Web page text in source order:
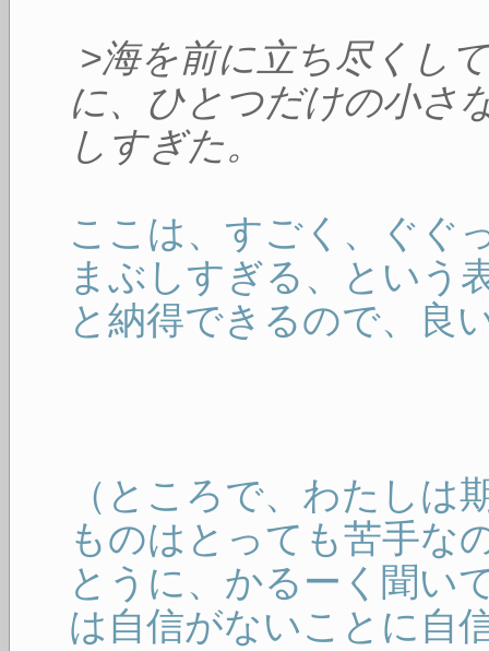
>海を前に立ち尽くし
に、ひとつだけの小さ
しすぎた。
ここは、すごく、ぐぐ
まぶしすぎる、という
と納得できるので、良
（ところで、わたしは
ものはとっても苦手な
とうに、かるーく聞い
は自信がないことに自